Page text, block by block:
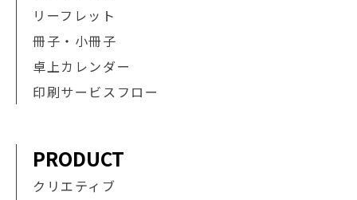
リーフレット
冊子・小冊子
卓上カレンダー
印刷サービスフロー
PRODUCT
クリエティブ